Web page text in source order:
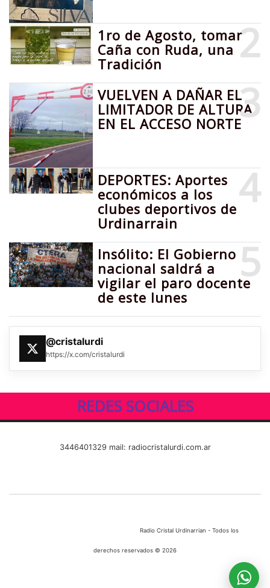
2
1ro de Agosto, tomar
Caña con Ruda, una
Tradición
3
VUELVEN A DAÑAR EL
LIMITADOR DE ALTURA
EN EL ACCESO NORTE
4
DEPORTES: Aportes
económicos a los
clubes deportivos de
Urdinarrain
5
Insólito: El Gobierno
nacional saldrá a
vigilar el paro docente
de este lunes
@cristalurdi
https://x.com/cristalurdi
REDES SOCIALES
3446401329 mail: radiocristalurdi.com.ar
Radio Cristal Urdinarrian - Todos los
derechos reservados © 2026